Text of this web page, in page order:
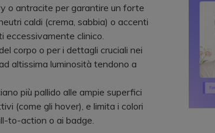
o antracite per garantire un forte
caldi (crema, sabbia) o accenti
eccessivamente clinico.
corpo o per i dettagli cruciali nei
altissima luminosità tendono a
più pallido alle ampie superfici
(come gli hover), e limita i colori
to-action o ai badge.